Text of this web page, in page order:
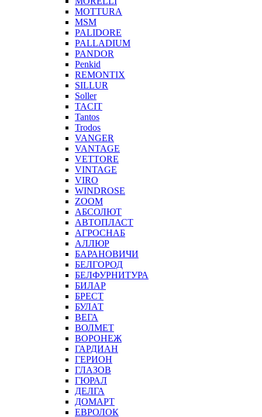
MOTTURA
MSM
PALIDORE
PALLADIUM
PANDOR
Penkid
REMONTIX
SILLUR
Soller
TACIT
Tantos
Trodos
VANGER
VANTAGE
VETTORE
VINTAGE
VIRO
WINDROSE
ZOOM
АБСОЛЮТ
АВТОПЛАСТ
АГРОСНАБ
АЛЛЮР
БАРАНОВИЧИ
БЕЛГОРОД
БЕЛФУРНИТУРА
БИЛАР
БРЕСТ
БУЛАТ
ВЕГА
ВОЛМЕТ
ВОРОНЕЖ
ГАРДИАН
ГЕРИОН
ГЛАЗОВ
ГЮРАЛ
ДЕЛГА
ДОМАРТ
ЕВРОЛОК